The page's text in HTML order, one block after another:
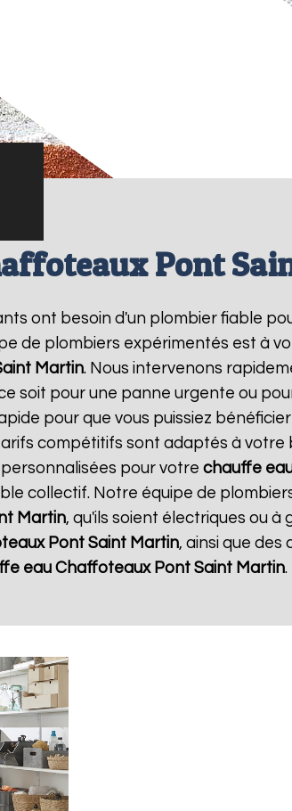
Pont
ont besoin d'un plombier fiable
de plombiers expérimentés est à
Martin. Nous intervenons
soit pour une panne urgente ou
pour que vous puissiez
compétitifs sont adaptés à
pour votre chauffe
collectif. Notre équipe de
Martin, qu'ils soient électriques ou à
Pont Saint Martin, ainsi que des
eau Chaffoteaux Pont Saint Martin.